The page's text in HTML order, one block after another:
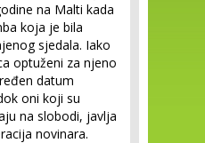
na Malti kada
koja je bila
sjedala. Iako
optuženi za njeno
datum
oni koji su
na slobodi, javlja
novinara.